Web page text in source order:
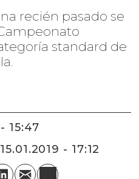
recién pasado se
standard de
- 15:47
15.01.2019 - 17:12